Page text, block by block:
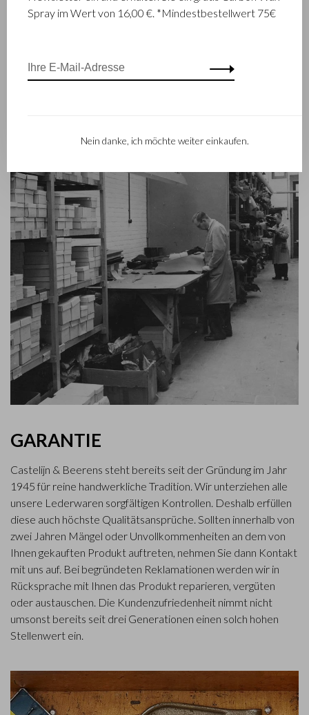
Castelijn & Beerens einen internationalen Ruf. Die
die sich auch in der Kollektion des modernen RENEE-Labels
widerspiegelt, das 2012 eingeführt worden ist.
GARANTIE
Castelijn & Beerens steht bereits seit der Gründung im Jahr
1945 für reine handwerkliche Tradition. Wir unterziehen alle
unsere Lederwaren sorgfältigen Kontrollen. Deshalb erfüllen
diese auch höchste Qualitätsansprüche. Sollten innerhalb von
zwei Jahren Mängel oder Unvollkommenheiten an dem von
Ihnen gekauften Produkt auftreten, nehmen Sie dann Kontakt
mit uns auf. Bei begründeten Reklamationen werden wir in
Rücksprache mit Ihnen das Produkt reparieren, vergüten
oder austauschen. Die Kundenzufriedenheit nimmt nicht
umsonst bereits seit drei Generationen einen solch hohen
Stellenwert ein.
Spray im Wert von 16,00 €. *Mindestbestellwert 75€
Nein danke, ich möchte weiter einkaufen.